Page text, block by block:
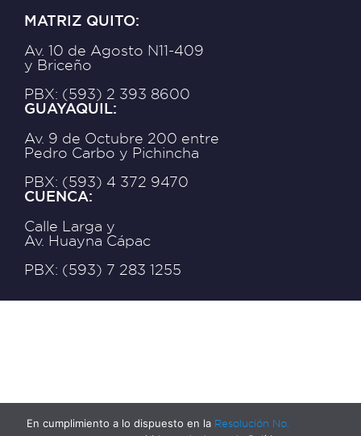
MATRIZ QUITO:
Av. 10 de Agosto N11-409
y Briceño
PBX: (593) 2 393 8600
GUAYAQUIL:
Av. 9 de Octubre 200 entre
Pedro Carbo y Pichincha
PBX: (593) 4 372 9470
CUENCA:
Calle Larga y
Av. Huayna Cápac
PBX: (593) 7 283 1255
En cumplimiento a lo dispuesto en la Resolución No.